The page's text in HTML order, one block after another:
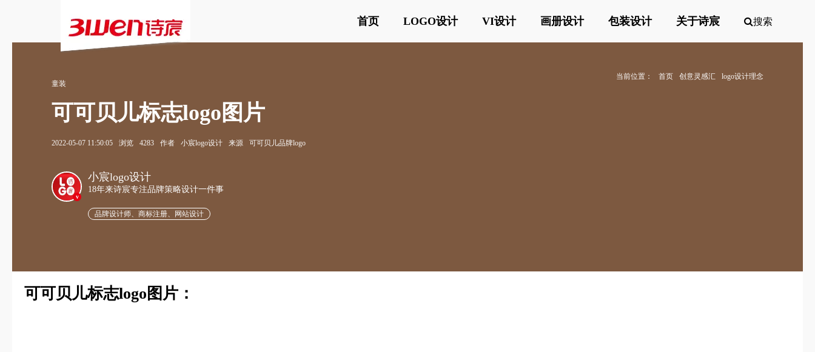
首页 LOGO设计 VI设计 画册设计 包装设计 关于诗宸 搜索
当前位置： 首页 创意灵感汇
logo设计理念
童装
可可贝儿标志logo图片
2022-05-07 11:50:05 浏览 4283 作者 小宸logo设计 来源 可可贝儿品牌logo
v
小宸logo设计
18年来诗宸专注品牌策略设计一件事
品牌设计师、商标注册、网站设计
可可贝儿标志logo图片：